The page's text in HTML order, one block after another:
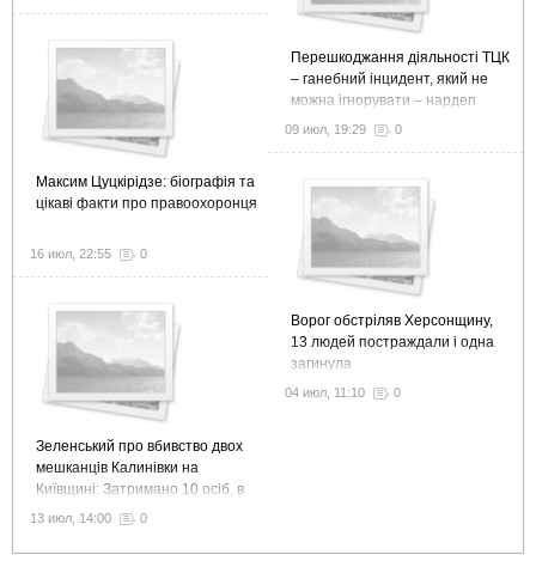
Максим Цуцкірідзе: біографія та
цікаві факти про правоохоронця
16 июл, 22:55 0
Зеленський про вбивство двох
мешканців Калинівки на
Київщині: Затримано 10 осіб, в
тому числі колишнього
13 июл, 14:00 0
Перешкоджання діяльності ТЦК
– ганебний інцидент, який не
можна ігнорувати – нардеп
09 июл, 19:29 0
Ворог обстріляв Херсонщину,
13 людей постраждали і одна
загинула
04 июл, 11:10 0